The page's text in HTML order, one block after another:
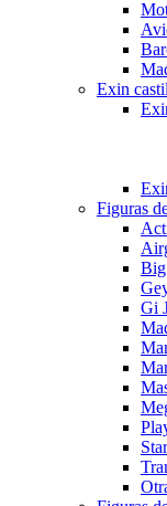
Exin
Figuras
Gi